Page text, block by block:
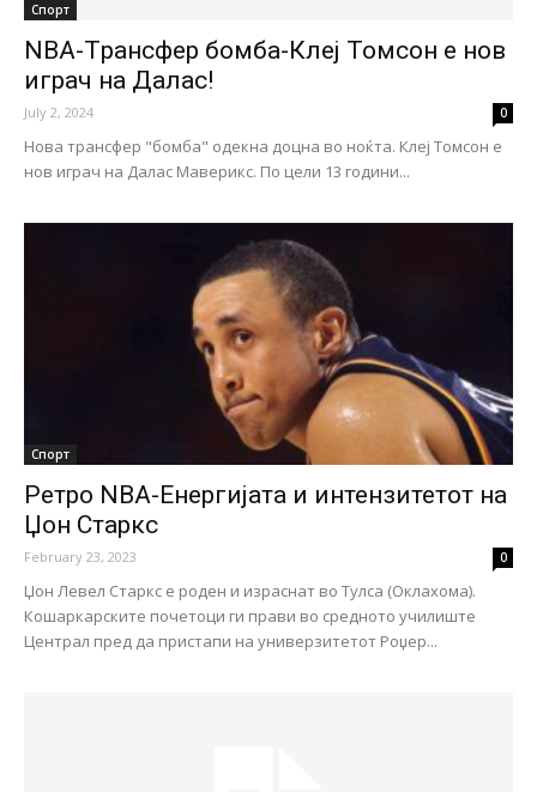
Спорт
NBA-Tрансфер бомба-Клеј Томсон е нов
играч на Далас!
July 2, 2024 0
Нова трансфер "бомба" одекна доцна во ноќта. Клеј Томсон е
нов играч на Далас Маверикс. По цели 13 години...
Спорт
Ретро NBA-Енергијата и интензитетот на
Џон Старкс
February 23, 2023 0
Џон Левел Старкс е роден и израснат во Тулса (Оклахома).
Кошаркарските почетоци ги прави во средното училиште
Централ пред да пристапи на универзитетот Роџер...